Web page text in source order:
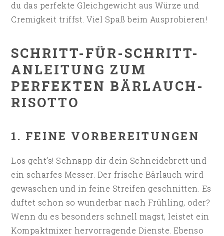
du das perfekte Gleichgewicht aus Würze und
Cremigkeit triffst. Viel Spaß beim Ausprobieren!
SCHRITT-FÜR-SCHRITT-
ANLEITUNG ZUM
PERFEKTEN BÄRLAUCH-
RISOTTO
1. FEINE VORBEREITUNGEN
Los geht’s! Schnapp dir dein Schneidebrett und
ein scharfes Messer. Der frische Bärlauch wird
gewaschen und in feine Streifen geschnitten. Es
duftet schon so wunderbar nach Frühling, oder?
Wenn du es besonders schnell magst, leistet ein
Kompaktmixer hervorragende Dienste. Ebenso